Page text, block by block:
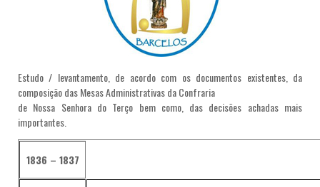
Estudo / levantamento, de acordo com os documentos existentes, da
composição das Mesas Administrativas da Confraria
de Nossa Senhora do Terço bem como, das decisões achadas mais
importantes.
1836 – 1837